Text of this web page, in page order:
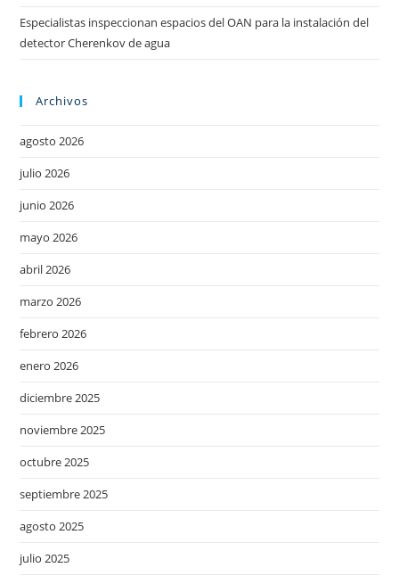
Especialistas inspeccionan espacios del OAN para la instalación del
detector Cherenkov de agua
Archivos
agosto 2026
julio 2026
junio 2026
mayo 2026
abril 2026
marzo 2026
febrero 2026
enero 2026
diciembre 2025
noviembre 2025
octubre 2025
septiembre 2025
agosto 2025
julio 2025